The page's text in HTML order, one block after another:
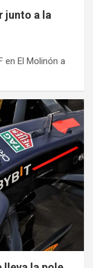
junto a la
en El Molinón a